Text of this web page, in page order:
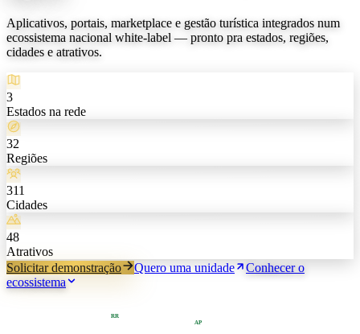
Aplicativos, portais, marketplace e gestão turística integrados num
ecossistema nacional white-label — pronto pra estados, regiões,
cidades e atrativos.
3
Estados na rede
32
Regiões
311
Cidades
48
Atrativos
Solicitar demonstração
Quero uma unidade
Conhecer o
ecossistema
AP
RR